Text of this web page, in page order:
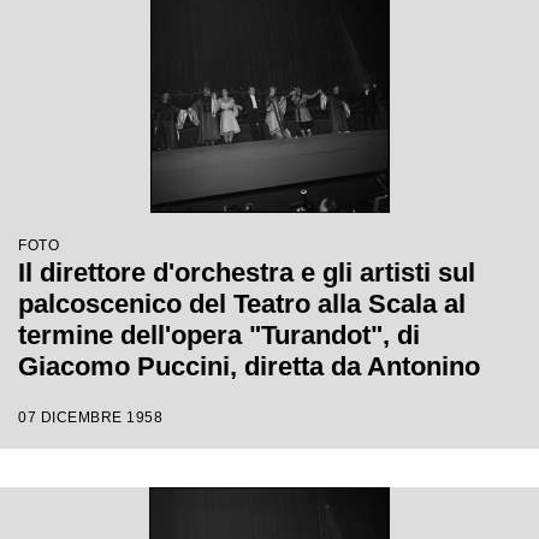
FOTO
Il direttore d'orchestra e gli artisti sul
palcoscenico del Teatro alla Scala al
termine dell'opera "Turandot", di
Giacomo Puccini, diretta da Antonino
Wallmann, che inaugura la stagione
07 DICEMBRE 1958